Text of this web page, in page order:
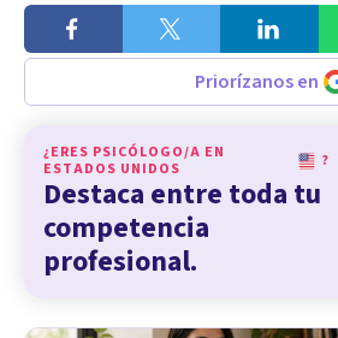
Priorízanos en
¿ERES PSICÓLOGO/A EN
ESTADOS UNIDOS
?
Destaca entre toda tu
competencia
profesional.